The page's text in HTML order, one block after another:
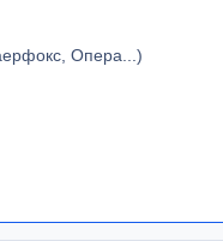
Опера...)